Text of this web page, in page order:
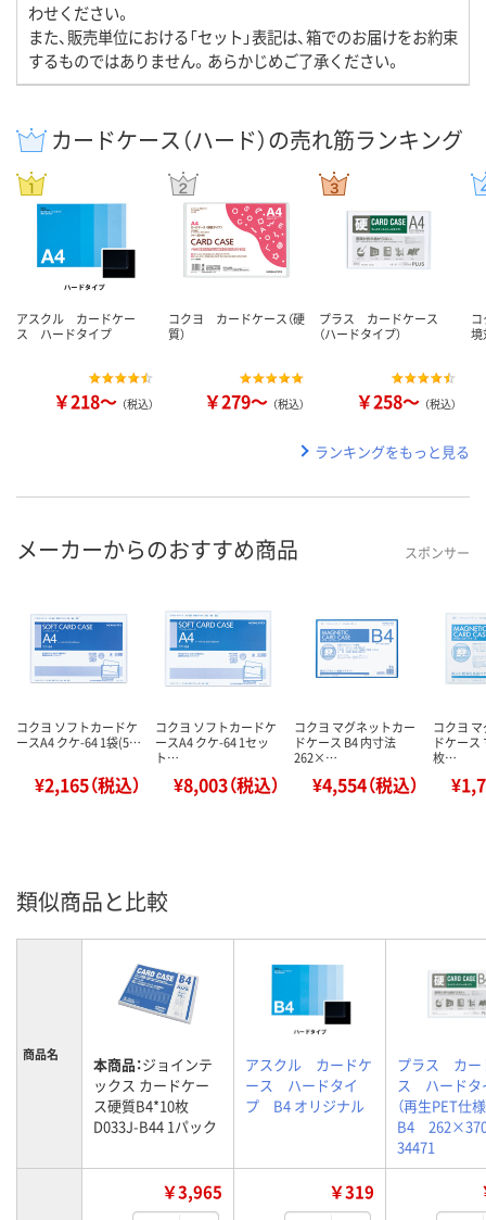
わせください。
また、販売単位における「セット」表記は、箱でのお届けをお約束
するものではありません。あらかじめご了承ください。
カードケース（ハード）の売れ筋ランキング
アスクル カードケー
ス ハードタイプ
￥218～ （税込）
コクヨ カードケース（硬
質）
￥279～ （税込）
プラス カードケース
（ハードタイプ）
￥258～ （税込）
境
ランキングをもっと見る
メーカーからのおすすめ商品 スポンサー
コクヨ ソフトカードケ
ースA4 クケ-64 1袋(5…
¥2,165（税込）
コクヨ ソフトカードケ
ースA4 クケ-64 1セッ
ト…
¥8,003（税込）
コクヨ マグネットカー
ドケース B4 内寸法
262×…
¥4,554（税込）
コクヨ
ドケース
枚…
類似商品と比較
商品名 本商品：ジョインテ
ックス カードケー
ス硬質B4*10枚
D033J-B44 1パック
アスクル カードケ
ース ハードタイ
プ B4 オリジナル
プラス カー
ス ハードタ
（再生PET仕
B4
34471
￥3,965 ￥319